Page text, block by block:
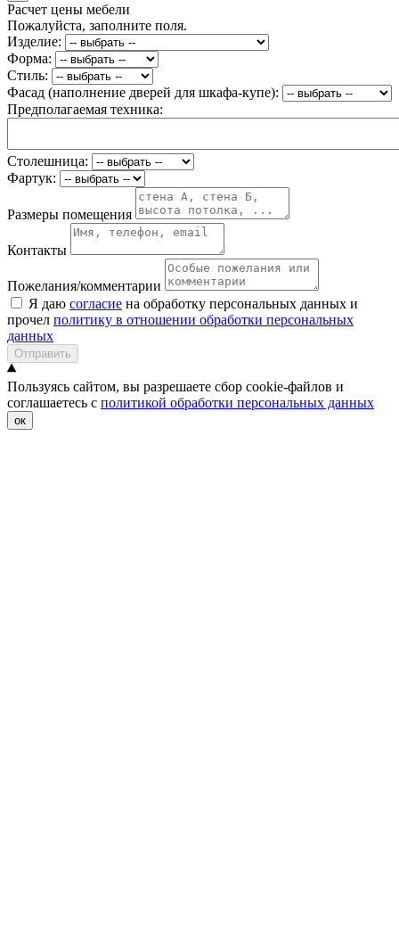
Расчет цены мебели
Пожалуйста, заполните поля.
Изделие:
Форма:
Стиль:
Фасад (наполнение дверей для шкафа-купе):
Предполагаемая техника:
Столешница:
Фартук:
Размеры помещения
Контакты
Пожелания/комментарии
Я даю согласие на обработку персональных данных и
прочел политику в отношении обработки персональных
данных
Отправить
Пользуясь сайтом, вы разрешаете сбор cookie-файлов и
соглашаетесь с политикой обработки персональных данных
ок